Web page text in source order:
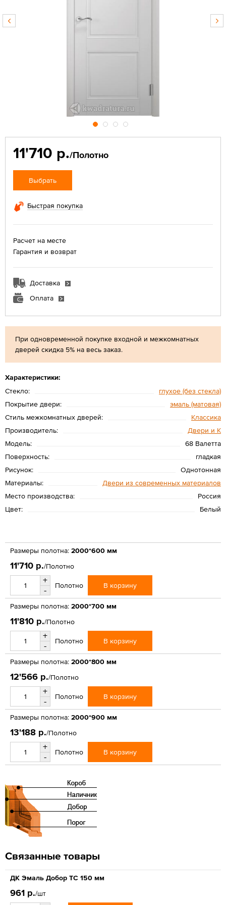
При одновременной покупке входной и межкомнатных
дверей скидка 5% на весь заказ.
Характеристики:
Стекло:
глухое (без стекла)
Покрытие двери:
эмаль (матовая)
Стиль межкомнатных дверей:
Классика
Производитель:
Двери и К
Модель:
68 Валетта
Поверхность:
гладкая
Рисунок:
Однотонная
Материалы:
Двери из современных материалов
Место производства:
Россия
Цвет:
Белый
11'710 р./Полотно
Выбрать
Быстрая покупка
Расчет на месте
Гарантия и возврат
Доставка
Оплата
Размеры полотна: 2000*600 мм
11'710 р./Полотно
+
-
Полотно В корзину
Размеры полотна: 2000*700 мм
11'810 р./Полотно
+
-
Полотно В корзину
Размеры полотна: 2000*800 мм
12'566 р./Полотно
+
-
Полотно В корзину
Размеры полотна: 2000*900 мм
13'188 р./Полотно
+
-
Полотно В корзину
Связанные товары
ДК Эмаль Добор ТС 150 мм
961 р./шт